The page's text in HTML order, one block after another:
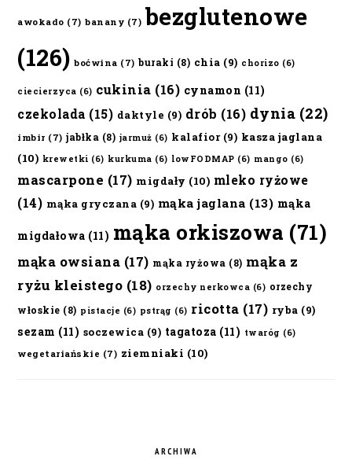
awokado (7) banany (7) bezglutenowe
(126) boćwina (7) buraki (8) chia (9) chorizo (6)
ciecierzyca (6) cukinia (16) cynamon (11)
czekolada (15) daktyle (9) drób (16) dynia (22)
imbir (7) jabłka (8) jarmuż (6) kalafior(9) kasza jaglana
(10) krewetki (6) kurkuma (6) lowFODMAP (6) mango (6)
mascarpone (17) migdały (10) mleko ryżowe
(14) mąka gryczana (9) mąka jaglana (13) mąka
migdałowa (11) mąka orkiszowa (71)
mąka owsiana (17) mąka ryżowa (8) mąka z
ryżu kleistego (18) orzechy nerkowca (6) orzechy
włoskie (8) pistacje (6) pstrąg (6) ricotta (17) ryba (9)
sezam (11) soczewica (9) tagatoza (11) twaróg (6)
wegetariańskie (7) ziemniaki (10)
ARCHIWA